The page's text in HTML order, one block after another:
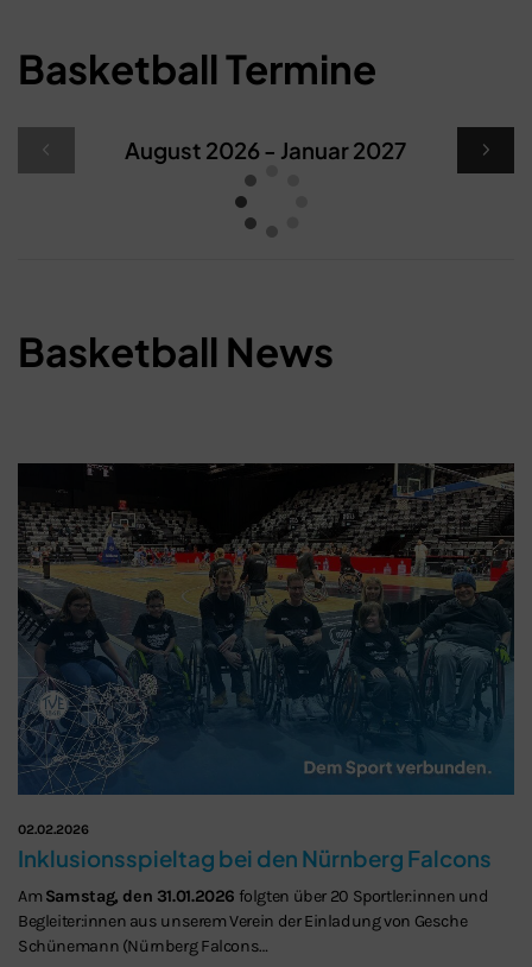
Schließen
Basketball Termine
August 2026 - Januar 2027
Basketball News
02.02.2026
Inklusionsspieltag bei den Nürnberg Falcons
Am Samstag, den 31.01.2026 folgten über 20 Sportler:innen und
Begleiter:innen aus unserem Verein der Einladung von Gesche
Schünemann (Nürnberg Falcons…